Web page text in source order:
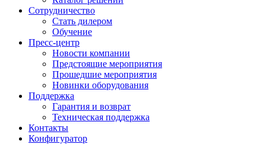
Сотрудничество
Стать дилером
Обучение
Пресс-центр
Новости компании
Предстоящие мероприятия
Прошедшие мероприятия
Новинки оборудования
Поддержка
Гарантия и возврат
Техническая поддержка
Контакты
Конфигуратор